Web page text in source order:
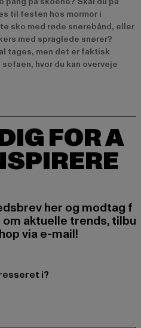
til festen hos mormor i
sko med røde snørebånd, eller
med spraglede snører?
tages, men det er faktisk
hvor du kan overveje
FOR A
her og modtag f
aktuelle trends, tilbu
via e-mail!
i?